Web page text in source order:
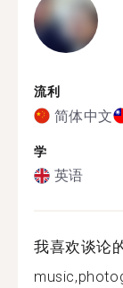
流利
简体中文
学
英语
我喜欢谈论